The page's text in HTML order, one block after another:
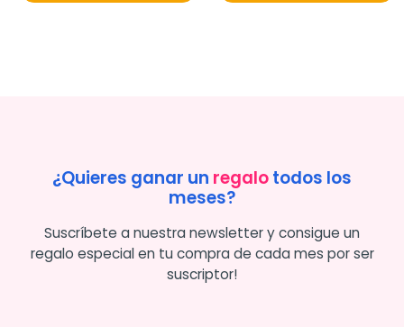
¿Quieres ganar un regalotodos los
meses?
Suscríbete a nuestra newsletter y consigue un
regalo especial en tu compra de cada mes por ser
suscriptor!